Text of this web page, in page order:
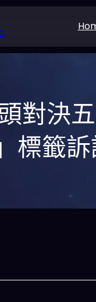
對決
標籤